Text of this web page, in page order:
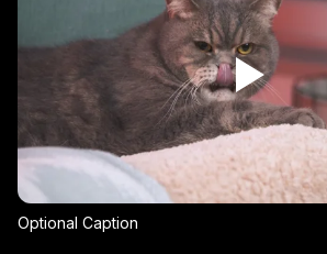
Optional Caption